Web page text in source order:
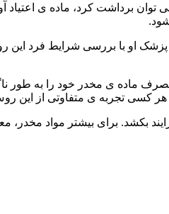
برداشت کرد، ماده ی اعتیاد
او با بررسی شرایط فرد این
ماده ی مخدر خود را به طور
تجربه ی متفاوتی از این
بکشد. برای بیشتر مواد مخدر،